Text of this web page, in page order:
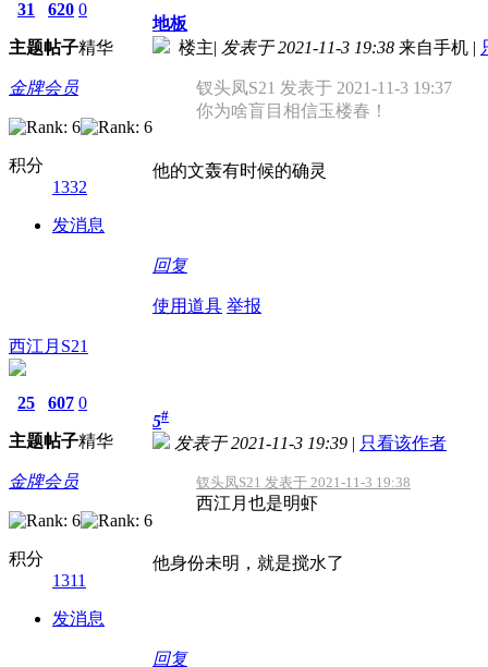
31
主题
620
帖子
0
精华
金牌会员
积分
1332
发消息
地板
楼主| 发表于 2021-11-3 19:38 来自手机 |
钗头凤S21 发表于 2021-11-3 19:37
你为啥盲目相信玉楼春！
他的文轰有时候的确灵
回复
使用道具 举报
西江月S21
25
主题
607
帖子
0
精华
金牌会员
积分
1311
发消息
5#
发表于 2021-11-3 19:39 | 只看该作者
钗头凤S21 发表于 2021-11-3 19:38
西江月也是明虾
他身份未明，就是搅水了
回复